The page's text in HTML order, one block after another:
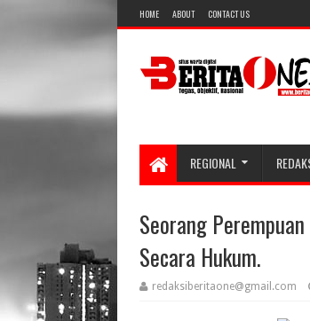
HOME ABOUT CONTACT US
REGIONAL
Seorang
Secara Hukum.
redaksiberitaone@gmail.com